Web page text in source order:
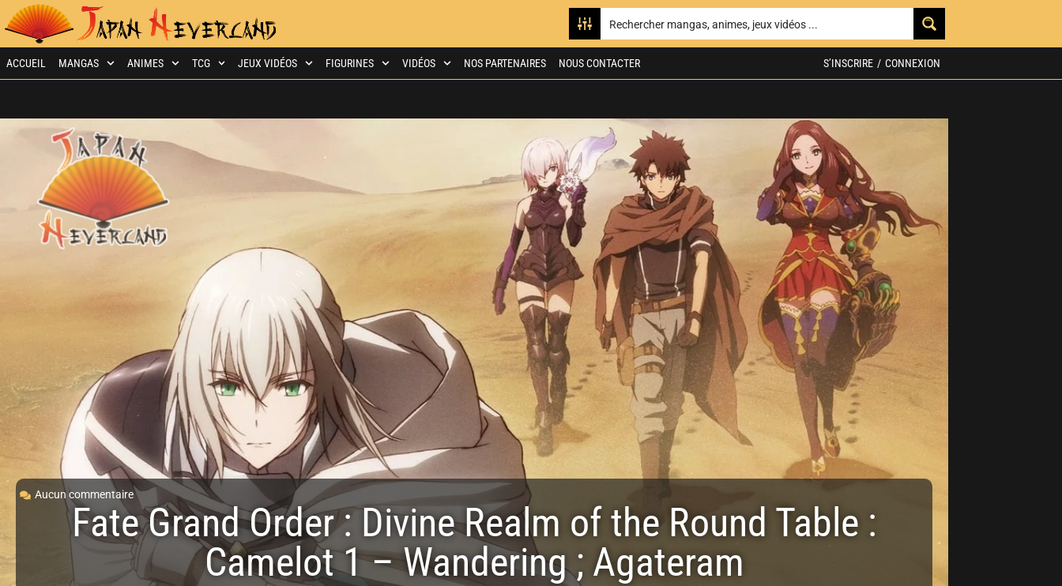
ACCUEIL MANGAS ANIMES TCG JEUX VIDÉOS FIGURINES VIDÉOS NOS PARTENAIRES NOUS CONTACTER S’INSCRIRE / CONNEXION
Aucun commentaire
Fate Grand Order : Divine Realm of the Round Table :
Camelot 1 – Wandering ; Agateram